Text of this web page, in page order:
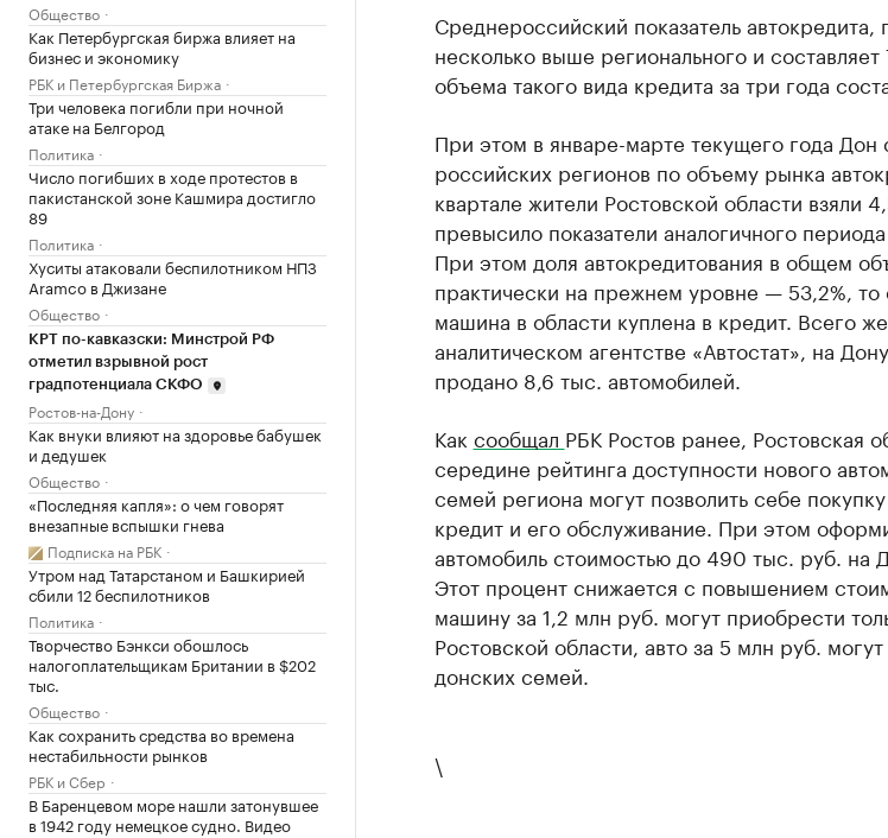
Общество
Как Петербургская биржа влияет на
бизнес и экономику
РБК и Петербургская Биржа
Три человека погибли при ночной
атаке на Белгород
Политика
Число погибших в ходе протестов в
пакистанской зоне Кашмира достигло
89
Политика
Хуситы атаковали беспилотником НПЗ
Aramco в Джизане
Общество
КРТ по-кавказски: Минстрой РФ
отметил взрывной рост
градпотенциала СКФО
Ростов-на-Дону
Как внуки влияют на здоровье бабушек
и дедушек
Общество
«Последняя капля»: о чем говорят
внезапные вспышки гнева
Подписка на РБК
Утром над Татарстаном и Башкирией
сбили 12 беспилотников
Политика
Творчество Бэнкси обошлось
налогоплательщикам Британии в $202
тыс.
Общество
Как сохранить средства во времена
нестабильности рынков
РБК и Сбер
В Баренцевом море нашли затонувшее
в 1942 году немецкое судно. Видео
Среднероссийский показатель автокредита,
несколько выше регионального и
объема такого вида кредита за три года
При этом в январе-марте текущего года Дон
российских регионов по объему рынка
квартале жители Ростовской области взяли
превысило показатели аналогичного
При этом доля автокредитования в общем
практически на прежнем уровне — 53,2%, то
машина в области куплена в кредит. Всего
аналитическом агентстве «Автостат», на
продано 8,6 тыс. автомобилей.
Как сообщал РБК Ростов ранее, Ростовская
середине рейтинга доступности нового
семей региона могут позволить себе
кредит и его обслуживание. При этом
автомобиль стоимостью до 490 тыс. руб. на
Этот процент снижается с повышением
машину за 1,2 млн руб. могут приобрести
Ростовской области, авто за 5 млн руб.
донских семей.
\